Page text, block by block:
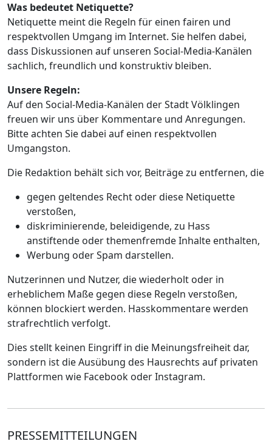
Was bedeutet Netiquette?
Netiquette meint die Regeln für einen fairen und
respektvollen Umgang im Internet. Sie helfen dabei,
dass Diskussionen auf unseren Social-Media-Kanälen
sachlich, freundlich und konstruktiv bleiben.
Unsere Regeln:
Auf den Social-Media-Kanälen der Stadt Völklingen
freuen wir uns über Kommentare und Anregungen.
Bitte achten Sie dabei auf einen respektvollen
Umgangston.
Die Redaktion behält sich vor, Beiträge zu entfernen, die
gegen geltendes Recht oder diese Netiquette
verstoßen,
diskriminierende, beleidigende, zu Hass
anstiftende oder themenfremde Inhalte enthalten,
Werbung oder Spam darstellen.
Nutzerinnen und Nutzer, die wiederholt oder in
erheblichem Maße gegen diese Regeln verstoßen,
können blockiert werden. Hasskommentare werden
strafrechtlich verfolgt.
Dies stellt keinen Eingriff in die Meinungsfreiheit dar,
sondern ist die Ausübung des Hausrechts auf privaten
Plattformen wie Facebook oder Instagram.
PRESSEMITTEILUNGEN